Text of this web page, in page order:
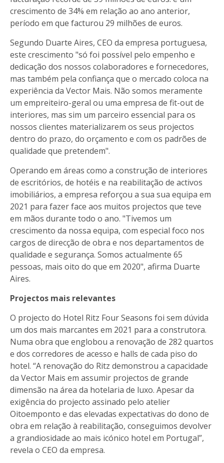
crescimento de 34% em relação ao ano anterior,
período em que facturou 29 milhões de euros.
Segundo Duarte Aires, CEO da empresa portuguesa,
este crescimento "só foi possível pelo empenho e
dedicação dos nossos colaboradores e fornecedores,
mas também pela confiança que o mercado coloca na
experiência da Vector Mais. Não somos meramente
um empreiteiro-geral ou uma empresa de fit-out de
interiores, mas sim um parceiro essencial para os
nossos clientes materializarem os seus projectos
dentro do prazo, do orçamento e com os padrões de
qualidade que pretendem".
Operando em áreas como a construção de interiores
de escritórios, de hotéis e na reabilitação de activos
imobiliários, a empresa reforçou a sua sua equipa em
2021 para fazer face aos muitos projectos que teve
em mãos durante todo o ano. "Tivemos um
crescimento da nossa equipa, com especial foco nos
cargos de direcção de obra e nos departamentos de
qualidade e segurança. Somos actualmente 65
pessoas, mais oito do que em 2020", afirma Duarte
Aires.
Projectos mais relevantes
O projecto do Hotel Ritz Four Seasons foi sem dúvida
um dos mais marcantes em 2021 para a construtora.
Numa obra que englobou a renovação de 282 quartos
e dos corredores de acesso e halls de cada piso do
hotel. “A renovação do Ritz demonstrou a capacidade
da Vector Mais em assumir projectos de grande
dimensão na área da hotelaria de luxo. Apesar da
exigência do projecto assinado pelo atelier
Oitoemponto e das elevadas expectativas do dono de
obra em relação à reabilitação, conseguimos devolver
a grandiosidade ao mais icónico hotel em Portugal”,
revela o CEO da empresa.